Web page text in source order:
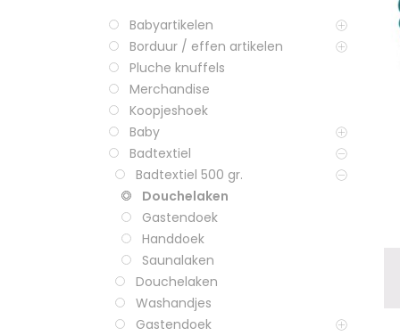
Babyartikelen
Borduur / effen artikelen
Pluche knuffels
Merchandise
Koopjeshoek
Baby
Badtextiel
Badtextiel 500 gr.
Douchelaken
Gastendoek
Handdoek
Saunalaken
Douchelaken
Washandjes
Gastendoek